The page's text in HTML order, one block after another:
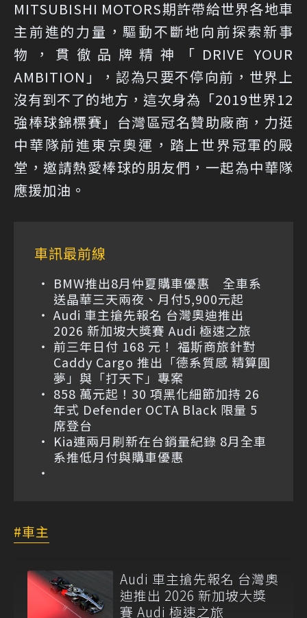
MITSUBISHI MOTORS期許帶給世界各地車
主前進的力量，驅動不斷地向前探索新事
物，貫徹品牌精神「DRIVE YOUR
AMBITION」，認為只要不停向前，世界上
沒有到不了的地方，這次身為「2019世界12
強棒球錦標賽」台灣區冠名贊助廠商，力挺
中華隊前進東京奧運，踏上世界冠軍的殿
堂，邀請熱愛棒球的朋友們，一起為中華隊
應援加油。
車訊最前線
BMW推出8月仲夏購車優惠 全車系
送晶華三天兩夜、月付5,900元起
Audi 車主搶先報名 台灣奧迪推出
2026 新加坡大獎賽 Audi 極速之旅
前三年日付 168 元！ 福斯商旅針對
Caddy Cargo 推出「德系質感 精算圓
夢」與「打天下」專案
858 萬元起！30 項黑化細節加持 26
年式 Defender OCTA Black 限量 5
席登台
Kia連兩月刷新在台銷量紀錄 8月全車
系推低月付與購車優惠
車主
Audi 車主搶先報名 台灣奧
迪推出 2026 新加坡大獎
賽 Audi 極速之旅